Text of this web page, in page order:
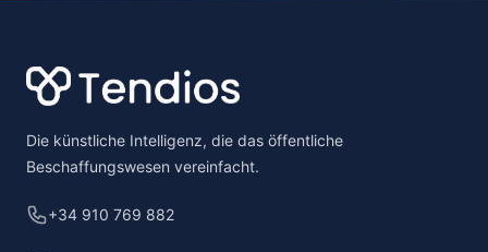
Die künstliche Intelligenz, die das öffentliche
Beschaffungswesen vereinfacht.
+34 910 769 882